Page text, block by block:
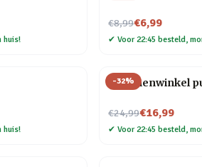
huis!
€8,99
Nu voor€6,99
✔ Voor 22:45 besteld,
huis!
-32%
Bloemenwinkel
€24,99
Nu voor€16,99
✔ Voor 22:45 besteld,